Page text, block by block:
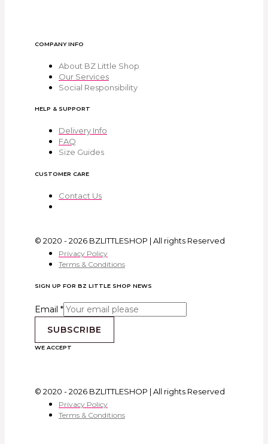
COMPANY INFO
About BZ Little Shop
Our Services
Social Responsibility
HELP & SUPPORT
Delivery Info
FAQ
Size Guides
CUSTOMER CARE
Contact Us
© 2020 - 2026 BZLITTLESHOP | All rights Reserved
Privacy Policy
Terms & Conditions
SIGN UP FOR BZ LITTLE SHOP NEWS
Email *
SUBSCRIBE
WE ACCEPT
© 2020 - 2026 BZLITTLESHOP | All rights Reserved
Privacy Policy
Terms & Conditions